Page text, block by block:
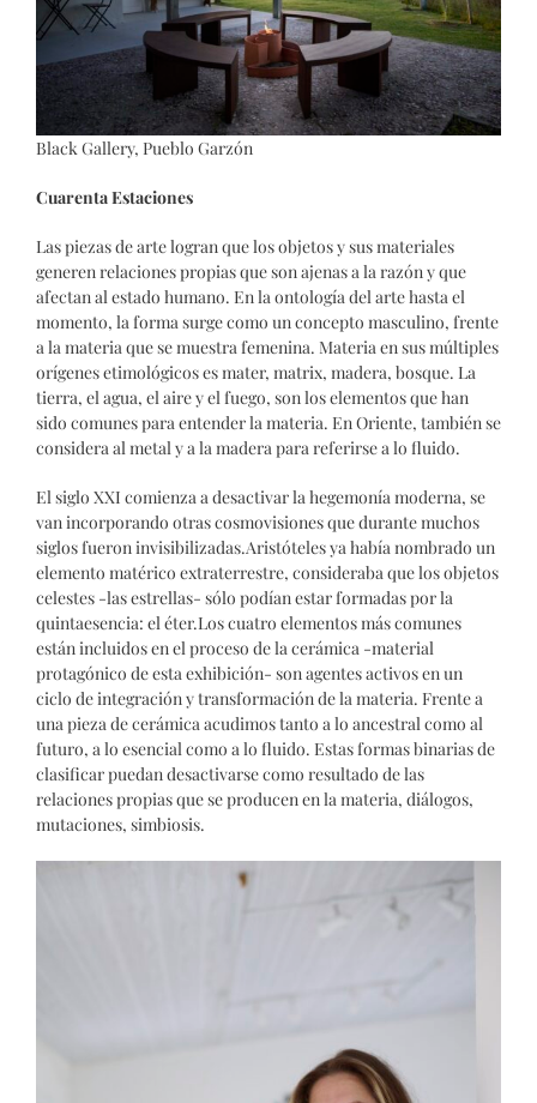
Black Gallery, Pueblo Garzón
Cuarenta Estaciones
Las piezas de arte logran que los objetos y sus materiales
generen relaciones propias que son ajenas a la razón y que
afectan al estado humano. En la ontología del arte hasta el
momento, la forma surge como un concepto masculino, frente
a la materia que se muestra femenina. Materia en sus múltiples
orígenes etimológicos es mater, matrix, madera, bosque. La
tierra, el agua, el aire y el fuego, son los elementos que han
sido comunes para entender la materia. En Oriente, también se
considera al metal y a la madera para referirse a lo fluido.
El siglo XXI comienza a desactivar la hegemonía moderna, se
van incorporando otras cosmovisiones que durante muchos
siglos fueron invisibilizadas.Aristóteles ya había nombrado un
elemento matérico extraterrestre, consideraba que los objetos
celestes -las estrellas- sólo podían estar formadas por la
quintaesencia: el éter.Los cuatro elementos más comunes
están incluidos en el proceso de la cerámica -material
protagónico de esta exhibición- son agentes activos en un
ciclo de integración y transformación de la materia. Frente a
una pieza de cerámica acudimos tanto a lo ancestral como al
futuro, a lo esencial como a lo fluido. Estas formas binarias de
clasificar puedan desactivarse como resultado de las
relaciones propias que se producen en la materia, diálogos,
mutaciones, simbiosis.